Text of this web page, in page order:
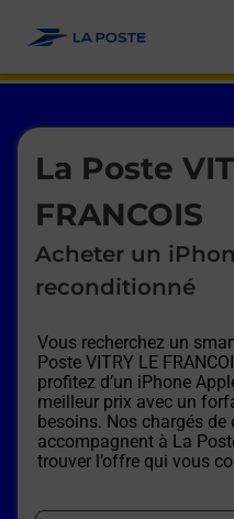
La Poste
FRANCOIS
Acheter un
reconditionné
Vous recherchez un
Poste VITRY LE
profitez d’un iPhone
meilleur prix avec un
besoins. Nos chargés de
accompagnent à La
trouver l’offre qui vous
Le lien s'ouvre dans un